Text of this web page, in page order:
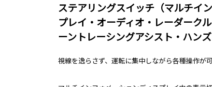
ステアリングスイッチ（マルチイ
プレイ・オーディオ・レーダーク
ーントレーシングアシスト・ハン
視線を逸らさず、運転に集中しながら各種操作が可